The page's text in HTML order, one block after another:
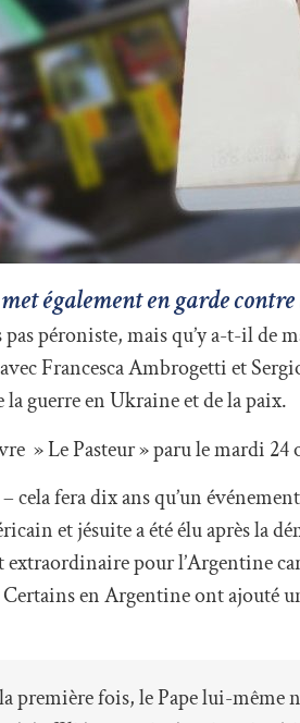
également en garde
pas péroniste, mais qu’y a-t-il de
Francesca Ambrogetti et
la guerre en Ukraine et de la paix.
» Le Pasteur » paru le mardi 24
– cela fera dix ans qu’un
et jésuite a été élu après la
extraordinaire pour l’Argentine
en Argentine ont ajouté
première fois, le Pape lui-même